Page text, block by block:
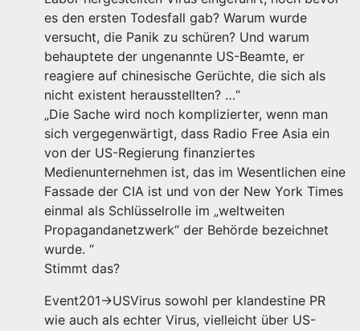
es den ersten Todesfall gab? Warum wurde
versucht, die Panik zu schüren? Und warum
behauptete der ungenannte US-Beamte, er
reagiere auf chinesische Gerüchte, die sich als
nicht existent herausstellten? …“
„Die Sache wird noch komplizierter, wenn man
sich vergegenwärtigt, dass Radio Free Asia ein
von der US-Regierung finanziertes
Medienunternehmen ist, das im Wesentlichen eine
Fassade der CIA ist und von der New York Times
einmal als Schlüsselrolle im „weltweiten
Propagandanetzwerk“ der Behörde bezeichnet
wurde. “
Stimmt das?
Event201->USVirus sowohl per klandestine PR
wie auch als echter Virus, vielleicht über US-